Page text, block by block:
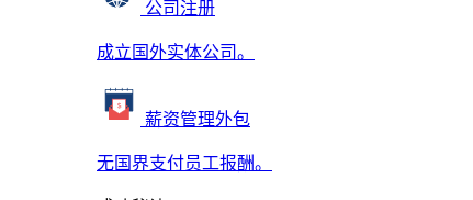
公司注册
成立国外实体公司。
薪资管理外包
无国界支付员工报酬。